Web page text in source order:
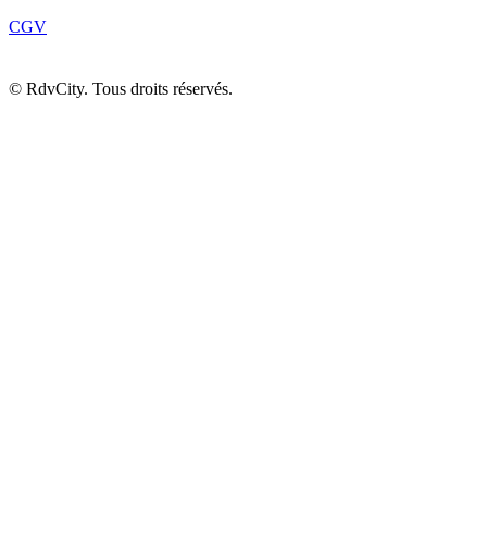
CGV
© RdvCity. Tous droits réservés.